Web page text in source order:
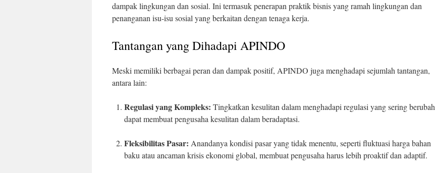
dampak lingkungan dan sosial. Ini termasuk penerapan praktik bisnis yang ramah lingkungan dan
penanganan isu-isu sosial yang berkaitan dengan tenaga kerja.
Tantangan yang Dihadapi APINDO
Meski memiliki berbagai peran dan dampak positif, APINDO juga menghadapi sejumlah tantangan,
antara lain:
Regulasi yang Kompleks: Tingkatkan kesulitan dalam menghadapi regulasi yang sering berubah
dapat membuat pengusaha kesulitan dalam beradaptasi.
Fleksibilitas Pasar: Anandanya kondisi pasar yang tidak menentu, seperti fluktuasi harga bahan
baku atau ancaman krisis ekonomi global, membuat pengusaha harus lebih proaktif dan adaptif.